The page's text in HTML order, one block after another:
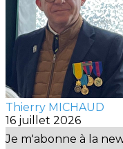
Thierry MICHAUD
16 juillet 2026
Je m'abonne à la